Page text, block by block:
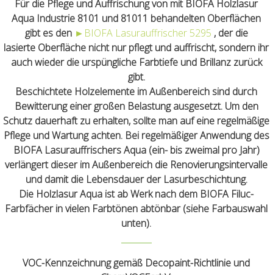
Für die Pflege und Auffrischung von mit BIOFA Holzlasur
Aqua Industrie 8101 und 81011 behandelten Oberflächen
gibt es den ► BIOFA Lasurauffrischer 5295 , der die
lasierte Oberfläche nicht nur pflegt und auffrischt, sondern ihr
auch wieder die urspüngliche Farbtiefe und Brillanz zurück
gibt.
Beschichtete Holzelemente im Außenbereich sind durch
Bewitterung einer großen Belastung ausgesetzt. Um den
Schutz dauerhaft zu erhalten, sollte man auf eine regelmäßige
Pflege und Wartung achten. Bei regelmäßiger Anwendung des
BIOFA Lasurauffrischers Aqua (ein- bis zweimal pro Jahr)
verlängert dieser im Außenbereich die Renovierungsintervalle
und damit die Lebensdauer der Lasurbeschichtung.
Die Holzlasur Aqua ist ab Werk nach dem BIOFA Filuc-
Farbfächer in vielen Farbtönen abtönbar (siehe Farbauswahl
unten).
VOC-Kennzeichnung gemäß Decopaint-Richtlinie und